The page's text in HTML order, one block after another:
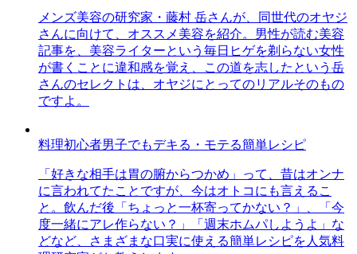
メンズ美容の研究家・藤村 岳さんが、同世代のオヤジ
さんに向けて、オススメ美容を紹介。男性が読む美容
記事を、美容ライターという毎日ヒゲを剃らない女性
が書くことに違和感を覚え、この道を志したという岳
さんのセレクトは、オヤジにとってのリアルそのもの
ですよ。
料理初心者男子でもデキる・モテる簡単レシピ
「好きな相手は胃の腑からつかめ」って、昔はオンナ
に言われてたことですが、今はオトコにも言えるこ
と。飲んだ後「ちょっと一杯寄ってかない？」、「今
度一緒にアレ作らない？」「週末ホムパしようよ」な
どなど、さまざまな口実に使える簡単レシピを人気料